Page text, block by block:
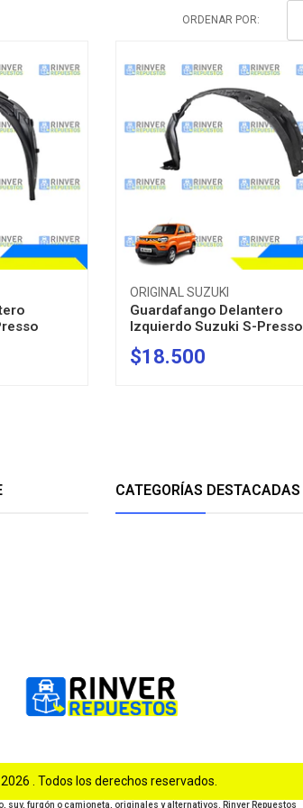
ORDENAR POR:
ORIGINAL SUZUKI
Guardafango Delantero
Izquierdo Suzuki S-Presso
-
$18.500
CATEGORÍAS DESTACADAS
. Todos los derechos reservados.
suv, furgón o camioneta, originales y alternativos. Rinver Repuestos